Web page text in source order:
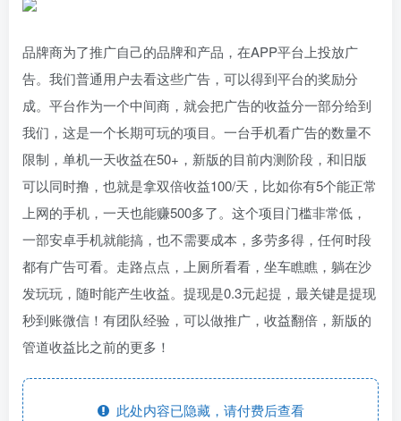
品牌商为了推广自己的品牌和产品，在APP平台上投放广
告。我们普通用户去看这些广告，可以得到平台的奖励分
成。平台作为一个中间商，就会把广告的收益分一部分给到
我们，这是一个长期可玩的项目。一台手机看广告的数量不
限制，单机一天收益在50+，新版的目前内测阶段，和旧版
可以同时撸，也就是拿双倍收益100/天，比如你有5个能正常
上网的手机，一天也能赚500多了。这个项目门槛非常低，
一部安卓手机就能搞，也不需要成本，多劳多得，任何时段
都有广告可看。走路点点，上厕所看看，坐车瞧瞧，躺在沙
发玩玩，随时能产生收益。提现是0.3元起提，最关键是提现
秒到账微信！有团队经验，可以做推广，收益翻倍，新版的
管道收益比之前的更多！
此处内容已隐藏，请付费后查看